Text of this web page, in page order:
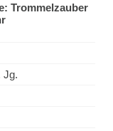
Trommelzauber
Uhr
Jg.